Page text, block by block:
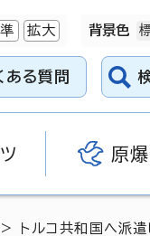
拡大 背景色
ある質問
原爆
> トルコ共和国へ派